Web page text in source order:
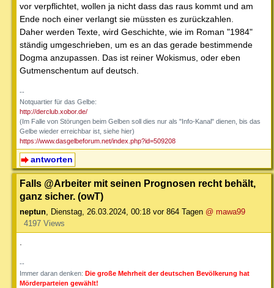
vor verpflichtet, wollen ja nicht dass das raus kommt und am
Ende noch einer verlangt sie müssten es zurückzahlen.
Daher werden Texte, wird Geschichte, wie im Roman "1984"
ständig umgeschrieben, um es an das gerade bestimmende
Dogma anzupassen. Das ist reiner Wokismus, oder eben
Gutmenschentum auf deutsch.
--
Notquartier für das Gelbe:
http://derclub.xobor.de/
(Im Falle von Störungen beim Gelben soll dies nur als "Info-Kanal" dienen, bis das
Gelbe wieder erreichbar ist, siehe hier)
https://www.dasgelbeforum.net/index.php?id=509208
antworten
Falls @Arbeiter mit seinen Prognosen recht behält,
ganz sicher. (owT)
neptun, Dienstag, 26.03.2024, 00:18 vor 864 Tagen @ mawa99
4197 Views
.
--
Immer daran denken: Die große Mehrheit der deutschen Bevölkerung hat
Mörderparteien gewählt!